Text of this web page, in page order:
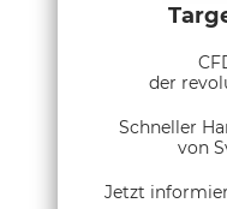
der
Schneller
von
Jetzt